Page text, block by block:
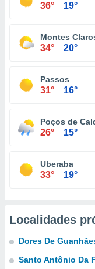
36° 19°
Montes
34° 20°
Passos
31° 16°
Poços de
26° 15°
Uberaba
33° 19°
Localidades
Dores De
Santo Antônio Da